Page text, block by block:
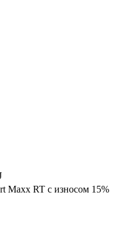
Maxx RT с износом 15%